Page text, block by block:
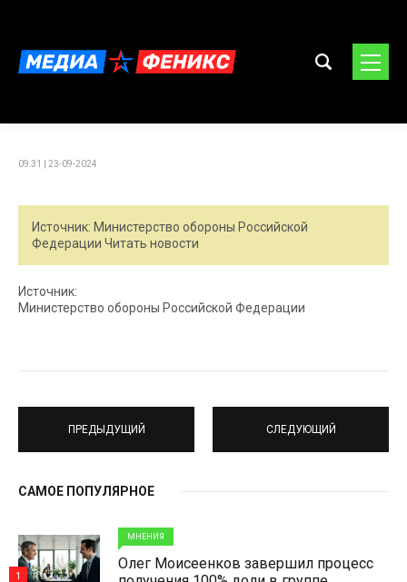
09:31 | 23-09-2024
Источник: Министерство обороны Российской
Федерации Читать новости
Источник:
Министерство обороны Российской Федерации
ПРЕДЫДУЩИЙ СЛЕДУЮЩИЙ
САМОЕ ПОПУЛЯРНОЕ
МНЕНИЯ
Олег Моисеенков завершил процесс
1